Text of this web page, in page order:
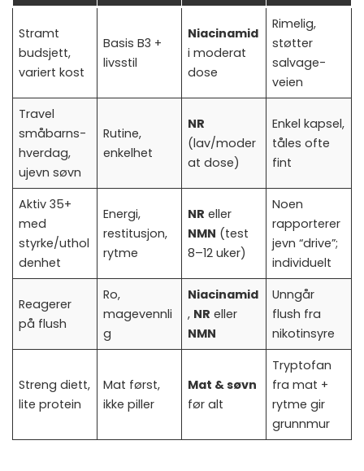
Stramt
budsjett,
variert kost
Basis B3 +
livsstil
Niacinamid
i moderat
dose
Rimelig,
støtter
salvage-
veien
Travel
småbarns-
hverdag,
ujevn søvn
Rutine,
enkelhet
NR
(lav/moder
at dose)
Enkel kapsel,
tåles ofte
fint
Aktiv 35+
med
styrke/uthol
denhet
Energi,
restitusjon,
rytme
NR eller
NMN (test
8–12 uker)
Noen
rapporterer
jevn “drive”;
individuelt
Reagerer
på flush
Ro,
magevennli
g
Niacinamid
, NR eller
NMN
Unngår
flush fra
nikotinsyre
Streng diett,
lite protein
Mat først,
ikke piller
Mat & søvn
før alt
Tryptofan
fra mat +
rytme gir
grunnmur